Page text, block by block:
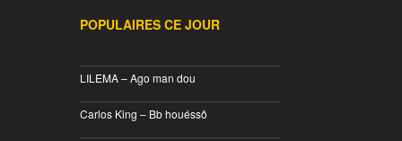
POPULAIRES CE JOUR
LILEMA – Ago man dou
Carlos King – Bb houéssô